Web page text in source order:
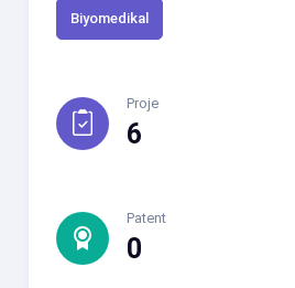
Biyomedikal
Proje
6
Patent
0